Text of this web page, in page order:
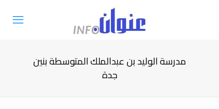
مدرسة الوليد بن عبدالملك المتوسطة بنين
جدة